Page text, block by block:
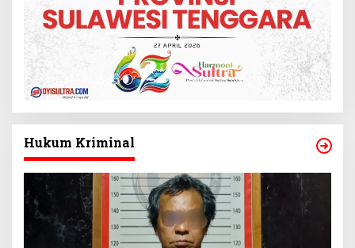
Hukum Kriminal